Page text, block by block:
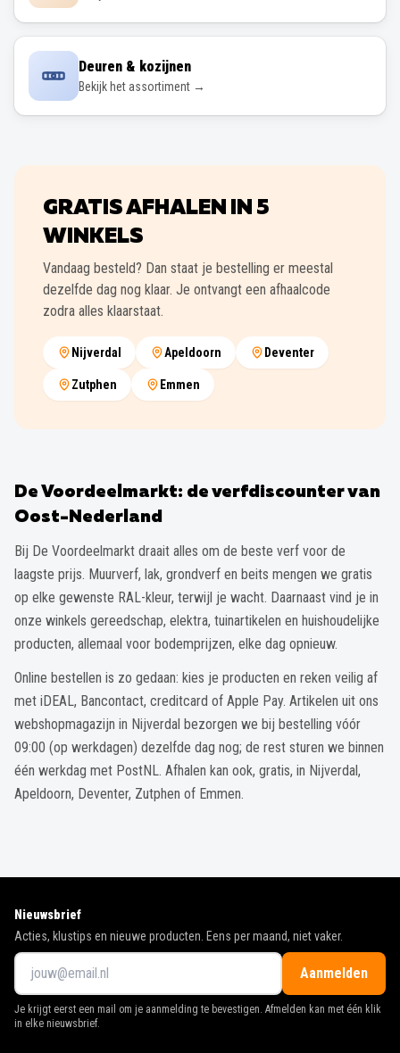
Deuren & kozijnen
Bekijk het assortiment →
GRATIS AFHALEN IN 5
WINKELS
Vandaag besteld? Dan staat je bestelling er meestal
dezelfde dag nog klaar. Je ontvangt een afhaalcode
zodra alles klaarstaat.
Nijverdal Apeldoorn Deventer
Zutphen Emmen
De Voordeelmarkt: de verfdiscounter van
Oost-Nederland
Bij De Voordeelmarkt draait alles om de beste verf voor de
laagste prijs. Muurverf, lak, grondverf en beits mengen we gratis
op elke gewenste RAL-kleur, terwijl je wacht. Daarnaast vind je in
onze winkels gereedschap, elektra, tuinartikelen en huishoudelijke
producten, allemaal voor bodemprijzen, elke dag opnieuw.
Online bestellen is zo gedaan: kies je producten en reken veilig af
met iDEAL, Bancontact, creditcard of Apple Pay. Artikelen uit ons
webshopmagazijn in Nijverdal bezorgen we bij bestelling vóór
09:00 (op werkdagen) dezelfde dag nog; de rest sturen we binnen
één werkdag met PostNL. Afhalen kan ook, gratis, in Nijverdal,
Apeldoorn, Deventer, Zutphen of Emmen.
Nieuwsbrief
Acties, klustips en nieuwe producten. Eens per maand, niet vaker.
Aanmelden
Je krijgt eerst een mail om je aanmelding te bevestigen. Afmelden kan met één klik
in elke nieuwsbrief.